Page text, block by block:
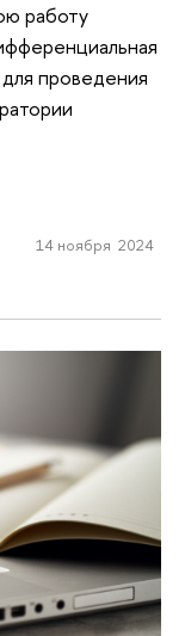
работу
проведения
14 ноября 2024